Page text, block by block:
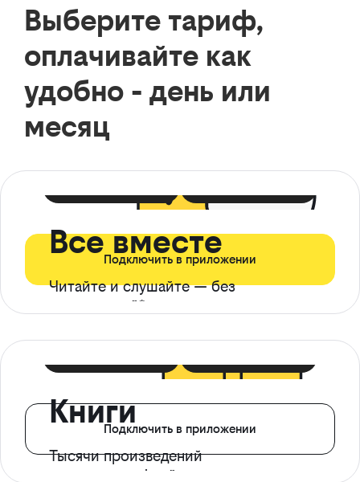
Выберите тариф,
оплачивайте как
удобно - день или
месяц
Все вместе
Читайте и слушайте — без
ограничений*
Подключить в приложении
Книги
Тысячи произведений
с доступом офлайн
Подключить в приложении